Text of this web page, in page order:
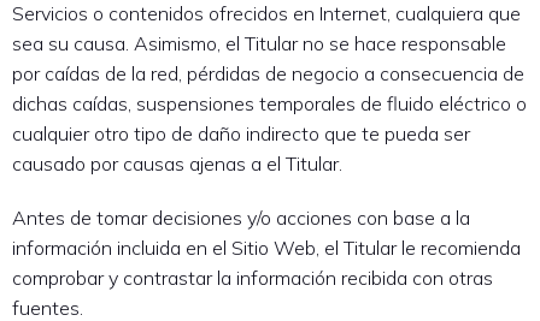
Servicios o contenidos ofrecidos en Internet, cualquiera que
sea su causa. Asimismo, el Titular no se hace responsable
por caídas de la red, pérdidas de negocio a consecuencia de
dichas caídas, suspensiones temporales de fluido eléctrico o
cualquier otro tipo de daño indirecto que te pueda ser
causado por causas ajenas a el Titular.
Antes de tomar decisiones y/o acciones con base a la
información incluida en el Sitio Web, el Titular le recomienda
comprobar y contrastar la información recibida con otras
fuentes.